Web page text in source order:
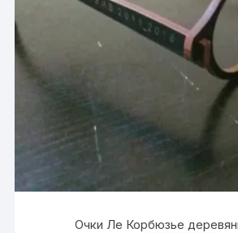
Очки Ле Корбюзье